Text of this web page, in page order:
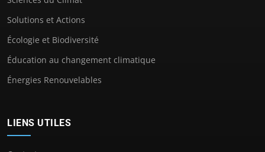
Solutions et Actions
Écologie et Biodiversité
Éducation au changement climatique
Énergies Renouvelables
LIENS UTILES